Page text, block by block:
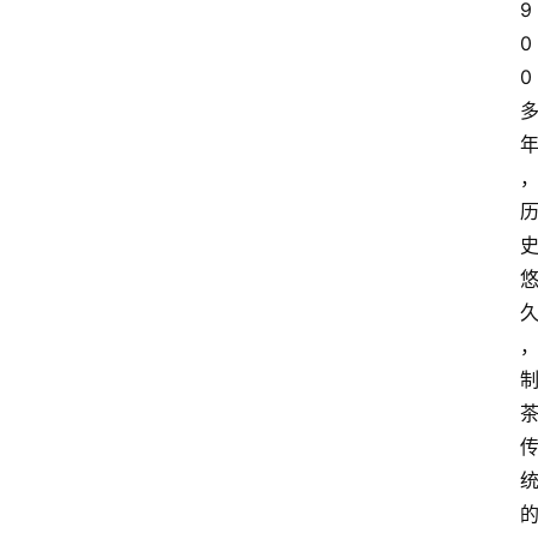
9
0
0
多
年
，
历
史
悠
久
，
制
茶
传
统
的